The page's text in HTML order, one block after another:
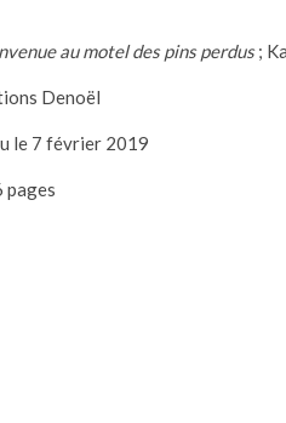
au motel des pins perdus;
Denoël
le 7 février 2019
pages